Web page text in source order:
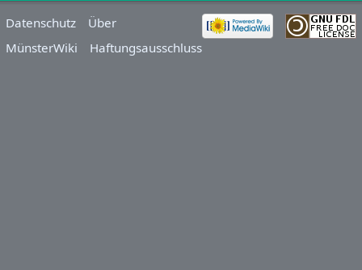
Datenschutz
Über
MünsterWiki
Haftungsausschluss